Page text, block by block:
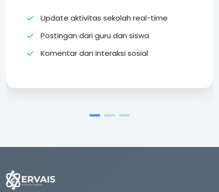
Update aktivitas sekolah real-time
Postingan dari guru dan siswa
Komentar dan interaksi sosial